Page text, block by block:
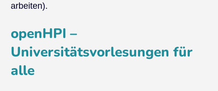
arbeiten).
openHPI –
Universitätsvorlesungen für
alle